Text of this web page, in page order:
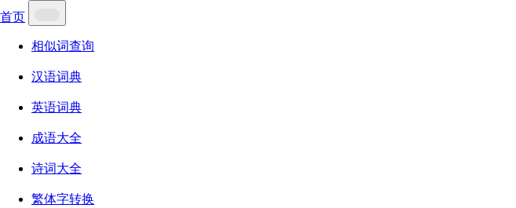
首页
相似词查询
汉语词典
英语词典
成语大全
诗词大全
繁体字转换